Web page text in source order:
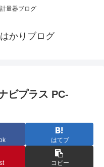
量器ブログ
かりブログ
ビプラス PC-
はてブ
コピー